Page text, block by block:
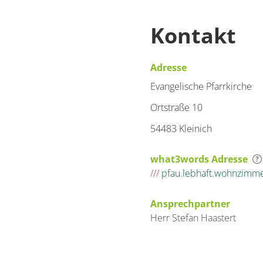
Kontakt
Adresse
Evangelische Pfarrkirche
Ortstraße 10
54483 Kleinich
what3words Adresse
///
Ansprechpartner
Herr Stefan Haastert